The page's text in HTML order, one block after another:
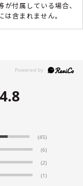
付属している場合、
は含まれません。
4.8
(45)
(6)
(2)
(1)